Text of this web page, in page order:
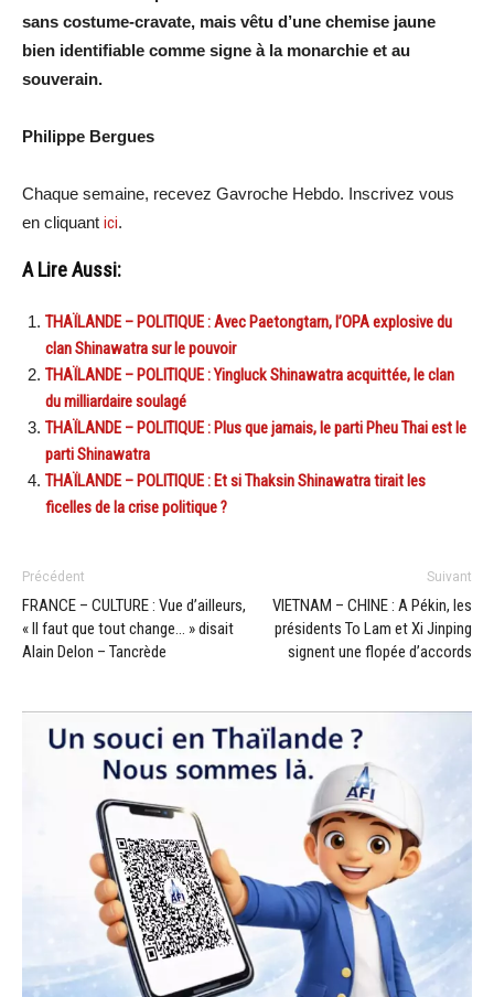
sans costume-cravate, mais vêtu d’une chemise jaune
bien identifiable comme signe à la monarchie et au
souverain.
Philippe Bergues
Chaque semaine, recevez Gavroche Hebdo. Inscrivez vous
en cliquant ici.
A Lire Aussi:
THAÏLANDE – POLITIQUE : Avec Paetongtarn, l’OPA explosive du
clan Shinawatra sur le pouvoir
THAÏLANDE – POLITIQUE : Yingluck Shinawatra acquittée, le clan
du milliardaire soulagé
THAÏLANDE – POLITIQUE : Plus que jamais, le parti Pheu Thai est le
parti Shinawatra
THAÏLANDE – POLITIQUE : Et si Thaksin Shinawatra tirait les
ficelles de la crise politique ?
Précédent
FRANCE – CULTURE : Vue d’ailleurs,
« Il faut que tout change… » disait
Alain Delon – Tancrède
Suivant
VIETNAM – CHINE : A Pékin, les
présidents To Lam et Xi Jinping
signent une flopée d’accords